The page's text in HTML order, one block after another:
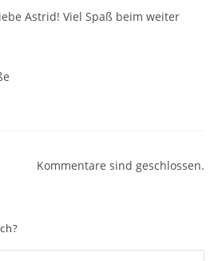
Astrid! Viel Spaß beim weiter
Kommentare sind geschlossen.